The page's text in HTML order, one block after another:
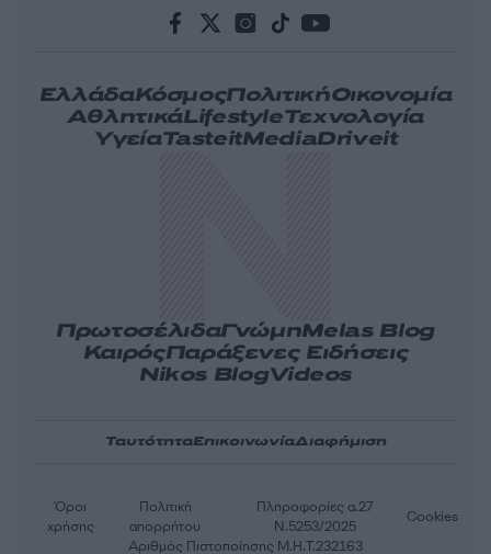
ΕλλάδαΚόσμοςΠολιτικήΟικονομία
ΑθλητικάLifestyleΤεχνολογία
ΥγείαTasteitMediaDriveit
ΠρωτοσέλιδαΓνώμηMelas Blog
ΚαιρόςΠαράξενες Ειδήσεις
Nikos BlogVideos
ΤαυτότηταΕπικοινωνίαΔιαφήμιση
Αριθμός Πιστοποίησης Μ.Η.Τ.232163
Όροι
χρήσης
Πολιτική
απορρήτου
Πληροφορίες α.27
Ν.5253/2025
Cookies